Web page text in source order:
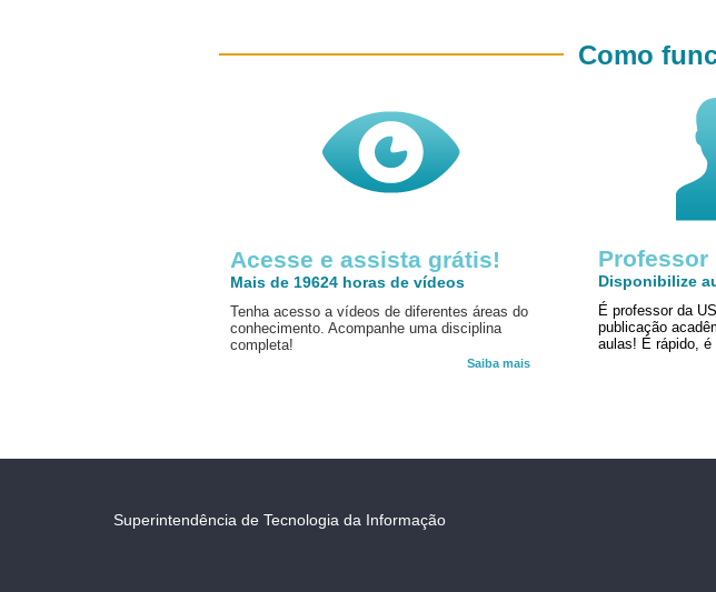
Acesse e assista grátis!
Mais de 19624 horas de vídeos
Tenha acesso a vídeos de diferentes áreas do
conhecimento. Acompanhe uma disciplina
completa!
Saiba mais
Como
Professor
Disponibilize
É professor da
publicação
aulas! É rápido, é
Superintendência de Tecnologia da Informação